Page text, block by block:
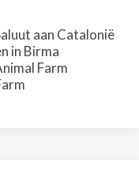
aan Catalonië
in Birma
Farm